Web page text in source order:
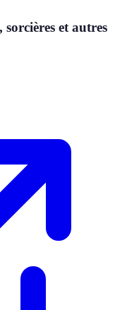
sorcières et autres